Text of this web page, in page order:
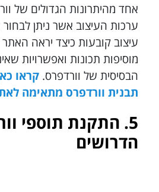
אחד מהיתרונות הגדולים של
ערכות העיצוב אשר ניתן
עיצוב קובעות כיצד יראה האתר
מוסיפות תכונות ואפשרויות
הבסיסית של וורדפרס. קראו
תבנית וורדפרס מתאימה
5. התקנת תוספי
הדרושים